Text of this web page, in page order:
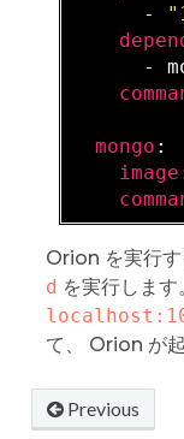
      -
-
mongo :
image
Orion を実行す
d を実行します
て、 Orion が
Previous